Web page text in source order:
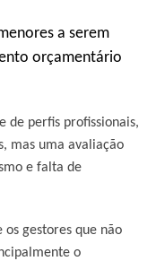
a serem
orçamentário
de perfis profissionais,
mas uma avaliação
e falta de
gestores que não
o